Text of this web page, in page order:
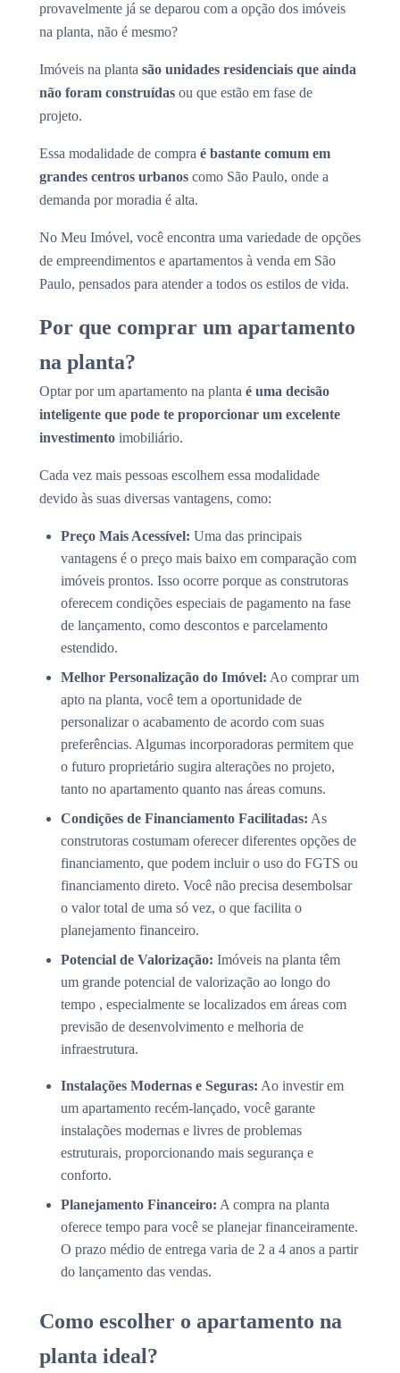
provavelmente já se deparou com a opção dos imóveis
na planta, não é mesmo?
Imóveis na planta são unidades residenciais que ainda
não foram construídas ou que estão em fase de
projeto.
Essa modalidade de compra é bastante comum em
grandes centros urbanos como São Paulo, onde a
demanda por moradia é alta.
No Meu Imóvel, você encontra uma variedade de opções
de empreendimentos e apartamentos à venda em São
Paulo, pensados para atender a todos os estilos de vida.
Por que comprar um apartamento
na planta?
Optar por um apartamento na planta é uma decisão
inteligente que pode te proporcionar um excelente
investimento imobiliário.
Cada vez mais pessoas escolhem essa modalidade
devido às suas diversas vantagens, como:
Preço Mais Acessível: Uma das principais
vantagens é o preço mais baixo em comparação com
imóveis prontos. Isso ocorre porque as construtoras
oferecem condições especiais de pagamento na fase
de lançamento, como descontos e parcelamento
estendido.
Melhor Personalização do Imóvel: Ao comprar um
apto na planta, você tem a oportunidade de
personalizar o acabamento de acordo com suas
preferências. Algumas incorporadoras permitem que
o futuro proprietário sugira alterações no projeto,
tanto no apartamento quanto nas áreas comuns.
Condições de Financiamento Facilitadas: As
construtoras costumam oferecer diferentes opções de
financiamento, que podem incluir o uso do FGTS ou
financiamento direto. Você não precisa desembolsar
o valor total de uma só vez, o que facilita o
planejamento financeiro.
Potencial de Valorização: Imóveis na planta têm
um grande potencial de valorização ao longo do
tempo , especialmente se localizados em áreas com
previsão de desenvolvimento e melhoria de
infraestrutura.
Instalações Modernas e Seguras: Ao investir em
um apartamento recém-lançado, você garante
instalações modernas e livres de problemas
estruturais, proporcionando mais segurança e
conforto.
Planejamento Financeiro: A compra na planta
oferece tempo para você se planejar financeiramente.
O prazo médio de entrega varia de 2 a 4 anos a partir
do lançamento das vendas.
Como escolher o apartamento na
planta ideal?